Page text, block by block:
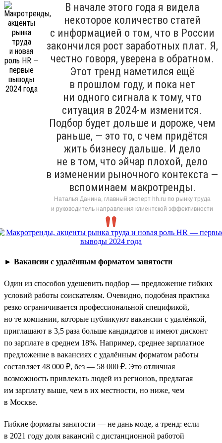
В начале этого года я видела
некоторое количество статей
с информацией о том, что в России
закончился рост заработных плат. Я,
честно говоря, уверена в обратном.
Этот тренд наметился ещё
в прошлом году, и пока нет
ни одного сигнала к тому, что
ситуация в 2024-м изменится.
Подбор будет дольше и дороже, чем
раньше, — это то, с чем придётся
жить бизнесу дальше. И дело
не в том, что эйчар плохой, дело
в изменении рыночного контекста —
вспоминаем макротренды.
Наталья Данина, главный эксперт hh.ru по рынку труда
и руководитель направления клиентской эффективности
► Вакансии с удалённым форматом занятости
Один из способов удешевить подбор — предложение гибких
условий работы соискателям. Очевидно, подобная практика
резко ограничивается профессиональной спецификой,
но те компании, которые публикуют вакансии с удалёнкой,
приглашают в 3,5 раза больше кандидатов и имеют дисконт
по зарплате в среднем 18%. Например, среднее зарплатное
предложение в вакансиях с удалённым форматом работы
составляет 48 000 ₽, без — 58 000 ₽. Это отличная
возможность привлекать людей из регионов, предлагая
им зарплату выше, чем в их местности, но ниже, чем
в Москве.
Гибкие форматы занятости — не дань моде, а тренд: если
в 2021 году доля вакансий с дистанционной работой